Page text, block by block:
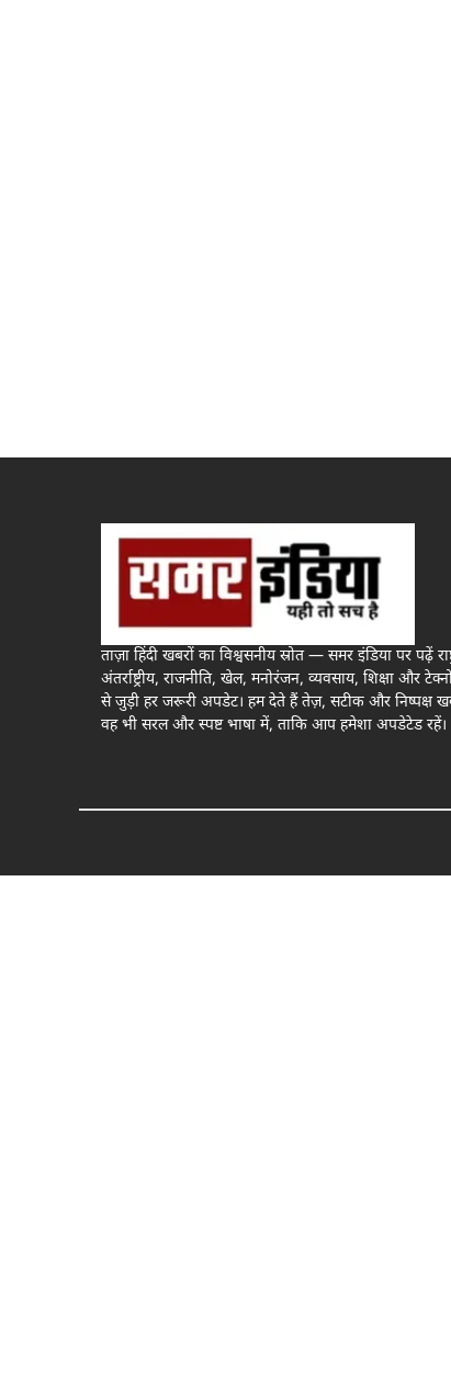
ताज़ा हिंदी खबरों का विश्वसनीय स्रोत — समर इंडिया पर पढ़ें
अंतर्राष्ट्रीय, राजनीति, खेल, मनोरंजन, व्यवसाय, शिक्षा और
से जुड़ी हर जरूरी अपडेट। हम देते हैं तेज़, सटीक और निष्पक्ष
वह भी सरल और स्पष्ट भाषा में, ताकि आप हमेशा अपडेटेड रहें।